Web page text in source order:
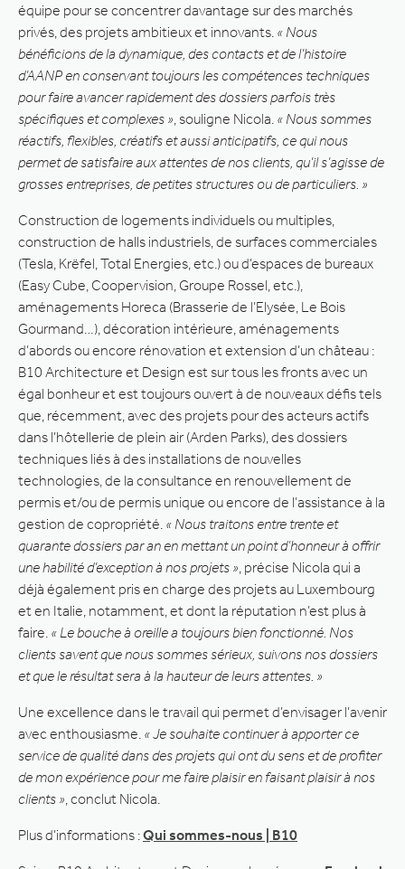
équipe pour se concentrer davantage sur des marchés
privés, des projets ambitieux et innovants. « Nous
bénéficions de la dynamique, des contacts et de l’histoire
d’AANP en conservant toujours les compétences techniques
pour faire avancer rapidement des dossiers parfois très
spécifiques et complexes » , souligne Nicola. « Nous sommes
réactifs, flexibles, créatifs et aussi anticipatifs, ce qui nous
permet de satisfaire aux attentes de nos clients, qu’il s’agisse de
grosses entreprises, de petites structures ou de particuliers. »
Construction de logements individuels ou multiples,
construction de halls industriels, de surfaces commerciales
(Tesla, Krëfel, Total Energies, etc.) ou d’espaces de bureaux
(Easy Cube, Coopervision, Groupe Rossel, etc.),
aménagements Horeca (Brasserie de l’Elysée, Le Bois
Gourmand…), décoration intérieure, aménagements
d’abords ou encore rénovation et extension d’un château :
B10 Architecture et Design est sur tous les fronts avec un
égal bonheur et est toujours ouvert à de nouveaux défis tels
que, récemment, avec des projets pour des acteurs actifs
dans l’hôtellerie de plein air (Arden Parks), des dossiers
techniques liés à des installations de nouvelles
technologies, de la consultance en renouvellement de
permis et/ou de permis unique ou encore de l’assistance à la
gestion de copropriété. « Nous traitons entre trente et
quarante dossiers par an en mettant un point d’honneur à offrir
une habilité d’exception à nos projets » , précise Nicola qui a
déjà également pris en charge des projets au Luxembourg
et en Italie, notamment, et dont la réputation n’est plus à
faire. « Le bouche à oreille a toujours bien fonctionné. Nos
clients savent que nous sommes sérieux, suivons nos dossiers
et que le résultat sera à la hauteur de leurs attentes. »
Une excellence dans le travail qui permet d’envisager l’avenir
avec enthousiasme. « Je souhaite continuer à apporter ce
service de qualité dans des projets qui ont du sens et de profiter
de mon expérience pour me faire plaisir en faisant plaisir à nos
clients » , conclut Nicola.
Plus d’informations :Qui sommes-nous | B10